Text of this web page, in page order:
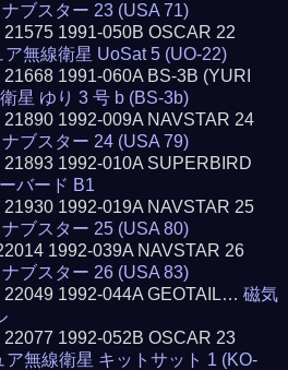
ブスター 23 (USA 71)
21575 1991-050B OSCAR 22
ア無線衛星 UoSat 5 (UO-22)
1991-060A BS-3B (YURI
星 ゆり 3 号 b (BS-3b)
1992-009A NAVSTAR 24
ブスター 24 (USA 79)
21893 1992-010A SUPERBIRD
バード B1
1992-019A NAVSTAR 25
ブスター 25 (USA 80)
1992-039A NAVSTAR 26
ブスター 26 (USA 83)
22049 1992-044A GEOTAIL…磁気
22077 1992-052B OSCAR 23
ア無線衛星 キットサット 1 (KO-